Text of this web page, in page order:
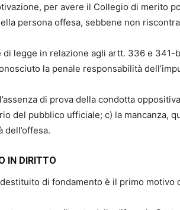
per avere il Collegio di merito
persona offesa, sebbene non
di legge in relazione agli artt. 336 e 341-
la penale responsabilità
di prova della condotta
del pubblico ufficiale; c) la mancanza,
IN DIRITTO
destituito di fondamento è il primo motivo